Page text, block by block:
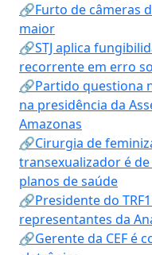
🔗Furto de câmeras
maior
🔗STJ aplica
recorrente em erro
🔗Partido questiona
na presidência da
Amazonas
🔗Cirurgia de
transexualizador é
planos de saúde
🔗Presidente do
representantes da
🔗Gerente da CEF é